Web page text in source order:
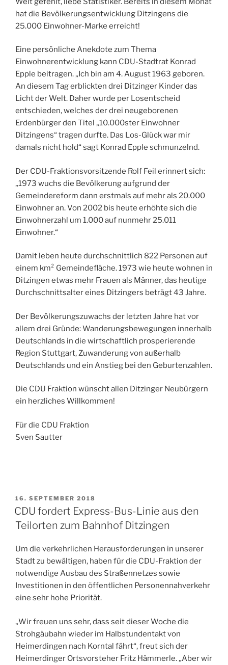
hat die Bevölkerungsentwicklung Ditzingens die
25.000 Einwohner-Marke erreicht!
Eine persönliche Anekdote zum Thema
Einwohnerentwicklung kann CDU-Stadtrat Konrad
Epple beitragen. „Ich bin am 4. August 1963 geboren.
An diesem Tag erblickten drei Ditzinger Kinder das
Licht der Welt. Daher wurde per Losentscheid
entschieden, welches der drei neugeborenen
Erdenbürger den Titel „10.000ster Einwohner
Ditzingens“ tragen durfte. Das Los-Glück war mir
damals nicht hold“ sagt Konrad Epple schmunzelnd.
Der CDU-Fraktionsvorsitzende Rolf Feil erinnert sich:
„1973 wuchs die Bevölkerung aufgrund der
Gemeindereform dann erstmals auf mehr als 20.000
Einwohner an. Von 2002 bis heute erhöhte sich die
Einwohnerzahl um 1.000 auf nunmehr 25.011
Einwohner.“
Damit leben heute durchschnittlich 822 Personen auf
einem km² Gemeindefläche. 1973 wie heute wohnen in
Ditzingen etwas mehr Frauen als Männer, das heutige
Durchschnittsalter eines Ditzingers beträgt 43 Jahre.
Der Bevölkerungszuwachs der letzten Jahre hat vor
allem drei Gründe: Wanderungsbewegungen innerhalb
Deutschlands in die wirtschaftlich prosperierende
Region Stuttgart, Zuwanderung von außerhalb
Deutschlands und ein Anstieg bei den Geburtenzahlen.
Die CDU Fraktion wünscht allen Ditzinger Neubürgern
ein herzliches Willkommen!
Für die CDU Fraktion
Sven Sautter
VERÖFFENTLICHT
AM
16. SEPTEMBER 2018
CDU fordert Express-Bus-Linie aus den
Teilorten zum Bahnhof Ditzingen
Um die verkehrlichen Herausforderungen in unserer
Stadt zu bewältigen, haben für die CDU-Fraktion der
notwendige Ausbau des Straßennetzes sowie
Investitionen in den öffentlichen Personennahverkehr
eine sehr hohe Priorität.
„Wir freuen uns sehr, dass seit dieser Woche die
Strohgäubahn wieder im Halbstundentakt von
Heimerdingen nach Korntal fährt“, freut sich der
Heimerdinger Ortsvorsteher Fritz Hämmerle. „Aber wir